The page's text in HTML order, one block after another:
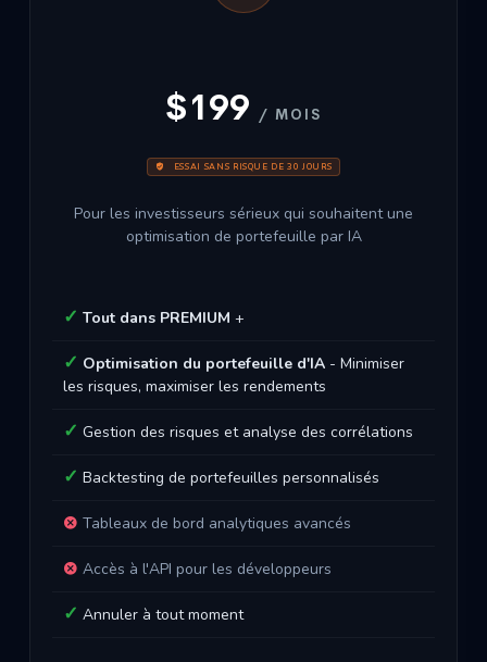
$199 / MOIS
ESSAI SANS RISQUE DE 30 JOURS
Pour les investisseurs sérieux qui souhaitent une
optimisation de portefeuille par IA
Tout dans PREMIUM +
Optimisation du portefeuille d'IA - Minimiser
les risques, maximiser les rendements
Gestion des risques et analyse des corrélations
Backtesting de portefeuilles personnalisés
Tableaux de bord analytiques avancés
Accès à l'API pour les développeurs
Annuler à tout moment